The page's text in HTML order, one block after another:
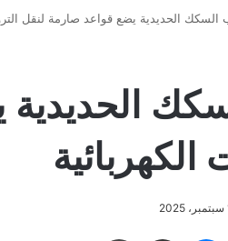
السكك الحديدية يضع قواعد صارمة لنقل
الكهربائية